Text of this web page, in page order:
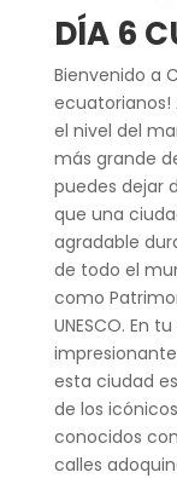
DÍA 6
Bienvenido a
ecuatorianos!
el nivel del
más grande
puedes dejar
que una
agradable
de todo el
como
UNESCO. En
esta ciudad
de los
conocidos
calles